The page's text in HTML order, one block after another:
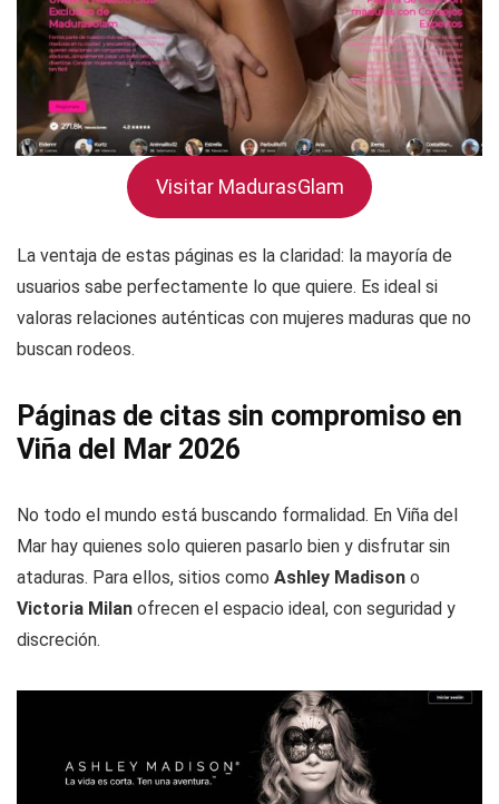
Visitar MadurasGlam
La ventaja de estas páginas es la claridad: la mayoría de
usuarios sabe perfectamente lo que quiere. Es ideal si
valoras relaciones auténticas con mujeres maduras que no
buscan rodeos.
Páginas de citas sin compromiso en
Viña del Mar 2026
No todo el mundo está buscando formalidad. En Viña del
Mar hay quienes solo quieren pasarlo bien y disfrutar sin
ataduras. Para ellos, sitios como Ashley Madison o
Victoria Milan ofrecen el espacio ideal, con seguridad y
discreción.